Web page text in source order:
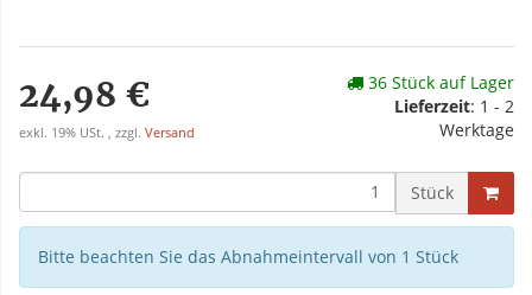
24,98 €
exkl. 19% USt. , zzgl. Versand
36 Stück auf Lager
Lieferzeit: 1 - 2
Werktage
Stück
Bitte beachten Sie das Abnahmeintervall von 1 Stück